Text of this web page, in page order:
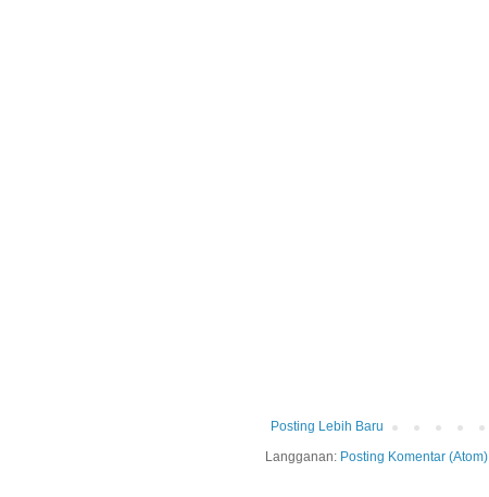
Posting Lebih Baru
Langganan: Posting Komentar (Atom)